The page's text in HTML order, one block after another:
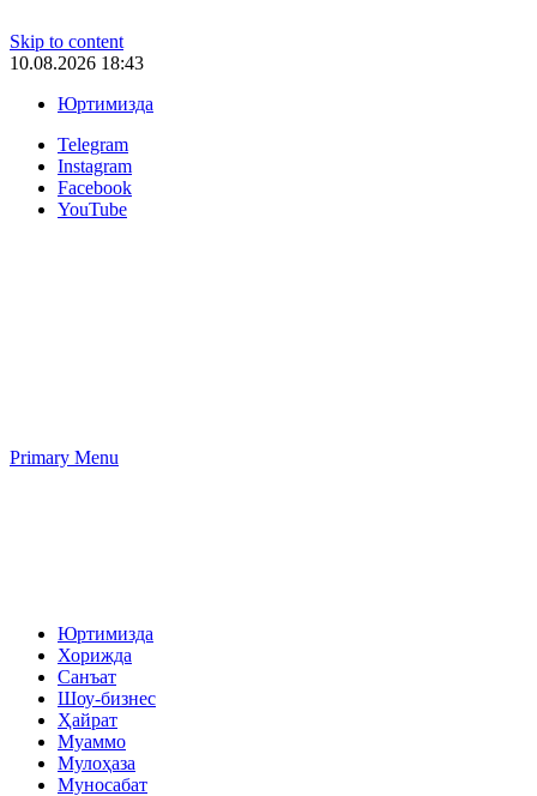
Skip to content
10.08.2026 18:43
Юртимизда
Telegram
Instagram
Facebook
YouTube
Primary Menu
Юртимизда
Хорижда
Санъат
Шоу-бизнес
Ҳайрат
Муаммо
Мулоҳаза
Муносабат